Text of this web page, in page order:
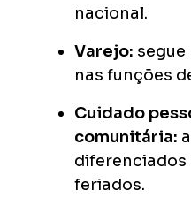
nacional.
Varejo:
nas funções
Cuidado
comunitária:
feriados.